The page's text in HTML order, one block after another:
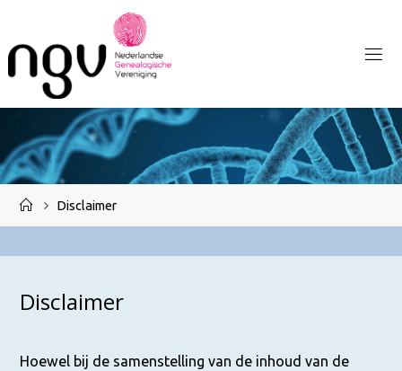
inhoud
HomeDisclaimer
Disclaimer
Hoewel bij de samenstelling van de inhoud van de